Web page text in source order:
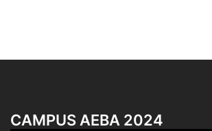
CAMPUS AEBA 2024